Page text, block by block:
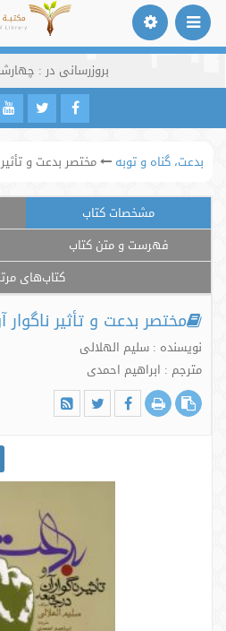
بروزرسانی در : چهارشنبه, 07
بدعت، گناه و توبه مختصر بدعت و
مشخصات کتاب
فهرست و متن کتاب
کتاب‌های
مختصر بدعت و تأثیر
نویسنده : سلیم الهلالی
مترجم : ابراهیم احمدی